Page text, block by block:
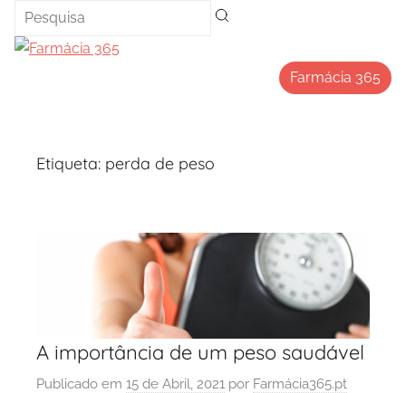
Saltar
para
Farmácia 365
Etiqueta: perda de peso
A importância de um peso saudável
Publicado em 15 de Abril, 2021 por Farmácia365.pt